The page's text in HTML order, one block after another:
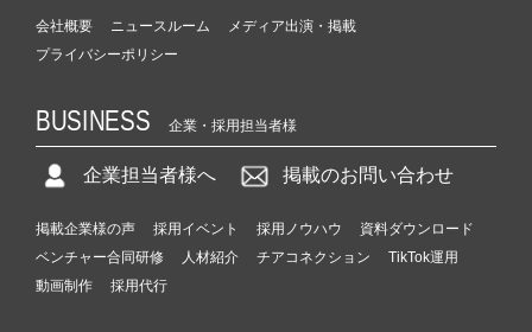
会社概要 ニュースルーム
メディア出演・掲載
プライバシーポリシー
BUSINESS 企業・採用担当者様
企業担当者様へ 掲載のお問い合わせ
掲載企業様の声 採用イベント 採用ノウハウ
資料ダウンロード
ベンチャー合同研修
人材紹介 チアコネクション
TikTok運用
動画制作
採用代行